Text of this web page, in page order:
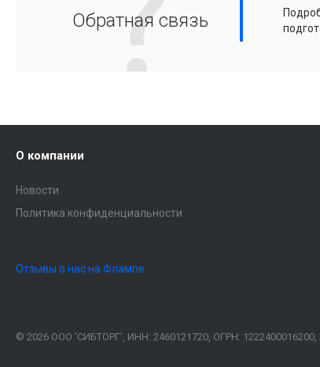
Обратная связь
О компании
Новости
Политика конфиденциальности
Отзывы о нас на Флампе
© 2026 ООО 'СИБТОРГ', ИНН: 2460121720, ОГРН: